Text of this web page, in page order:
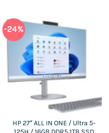
-24%
HP 27″ ALL IN ONE / Ultra 5-